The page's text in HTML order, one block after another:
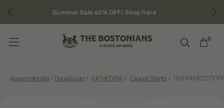
Δωρεάν μεταφορικά για παραγγελίες άνω των 50€
0
Αρχική σελίδα / Πουκάμισα / ΚΑΤΗΓΟΡΙΑ / Casual Shirts / ΠΟΥΚΑΜΙΣΟ